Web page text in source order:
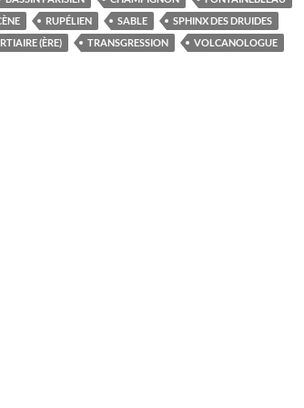
RUPÉLIEN SABLE
SPHINX DES DRUIDES
(ÈRE)
TRANSGRESSION VOLCANOLOGUE